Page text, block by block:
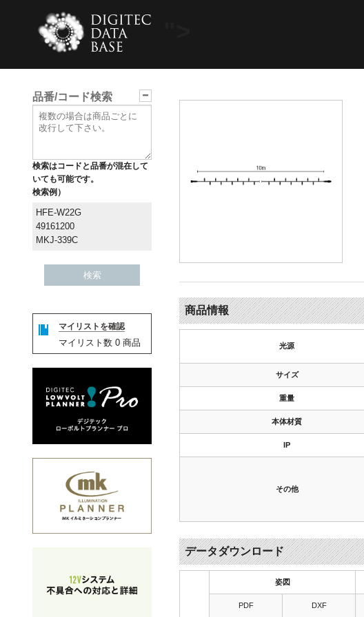
品番/コード検索
検索はコードと品番が混在して
いても可能です。
検索例）
HFE-W22G
49161200
MKJ-339C
マイリストを確認
マイリスト数 0 商品
商品情報
光源
サイズ
重量
本体材質
IP
その他
データダウンロード
姿図
PDF DXF